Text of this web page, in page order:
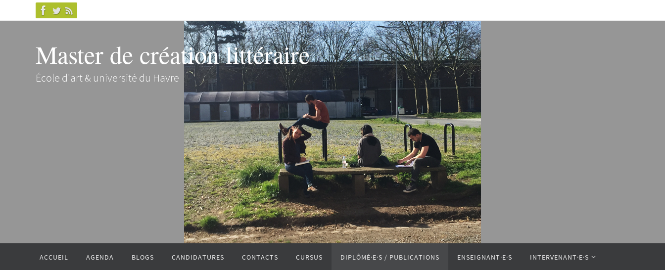
Master de création littéraire
École d'art & université du Havre
ACCUEIL AGENDA BLOGS CANDIDATURES CONTACTS CURSUS DIPLÔMÉ·E·S / PUBLICATIONS ENSEIGNANT·E·S INTERVENANT·E·S